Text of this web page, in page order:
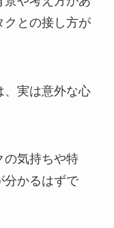
クとの接し方が
、実は意外な心
の気持ちや特
分かるはずで